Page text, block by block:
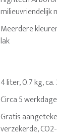
milieuvriendelijk
Meerdere
lak
4 liter, 0.7 kg,
Circa 5
Gratis
verzekerde,